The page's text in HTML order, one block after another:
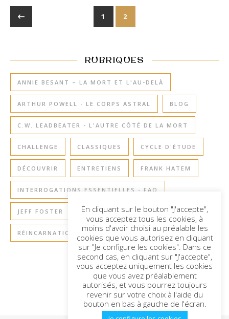
1 2
RUBRIQUES
ANNIE BESANT – LA MORT ET L'AU-DELÀ
ARTHUR POWELL - LE CORPS ASTRAL BLOG
C.W. LEADBEATER - L'AUTRE CÔTÉ DE LA MORT
CHALLENGE CLASSIQUES CYCLE D'ÉTUDE
DÉCOUVRIR ENTRETIENS FRANK HATEM
INTERROGATIONS ESSENTIELLES - FAQ
JEFF FOSTER RETOURS À LA TERRE
RÉINCARNATION SAGESSE DE L'ÂME
En cliquant sur le bouton "J'accepte",
vous acceptez tous les cookies, à
moins d'avoir choisi au préalable les
cookies que vous autorisez en cliquant
sur "Je configure les cookies". Dans ce
second cas, en cliquant sur "J'accepte",
vous acceptez uniquement les cookies
que vous avez préalablement
autorisés, et vous pourrez toujours
revenir sur votre choix à l'aide du
bouton en bas à gauche de l'écran.